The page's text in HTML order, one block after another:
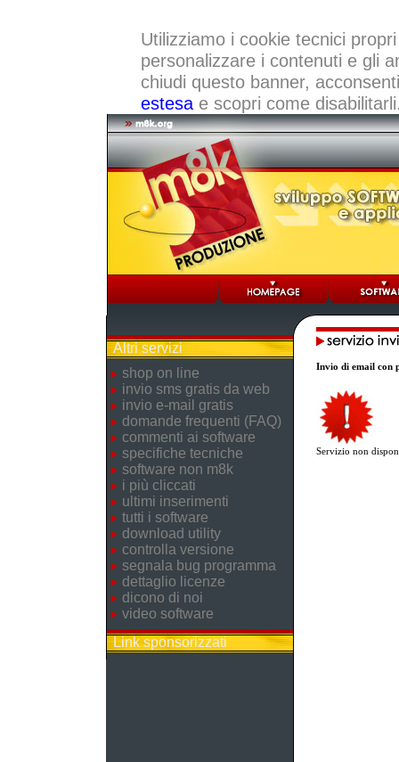
Utilizziamo i cookie tecnici
personalizzare i contenuti e gli
chiudi questo banner,
estesae scopri come
Altri servizi
shop on line
invio sms gratis da web
invio e-mail gratis
domande frequenti (FAQ)
commenti ai software
specifiche tecniche
software non m8k
i più cliccati
ultimi inserimenti
tutti i software
download utility
controlla versione
segnala bug programma
dettaglio licenze
dicono di noi
video software
Link sponsorizzati
Invio di email con
Servizio non